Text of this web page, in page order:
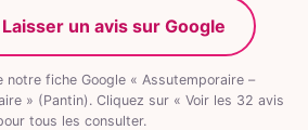
Laisser un avis sur Google
notre fiche Google « Assutemporaire –
» (Pantin). Cliquez sur « Voir les 32 avis
tous les consulter.